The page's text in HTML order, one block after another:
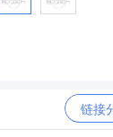
链接